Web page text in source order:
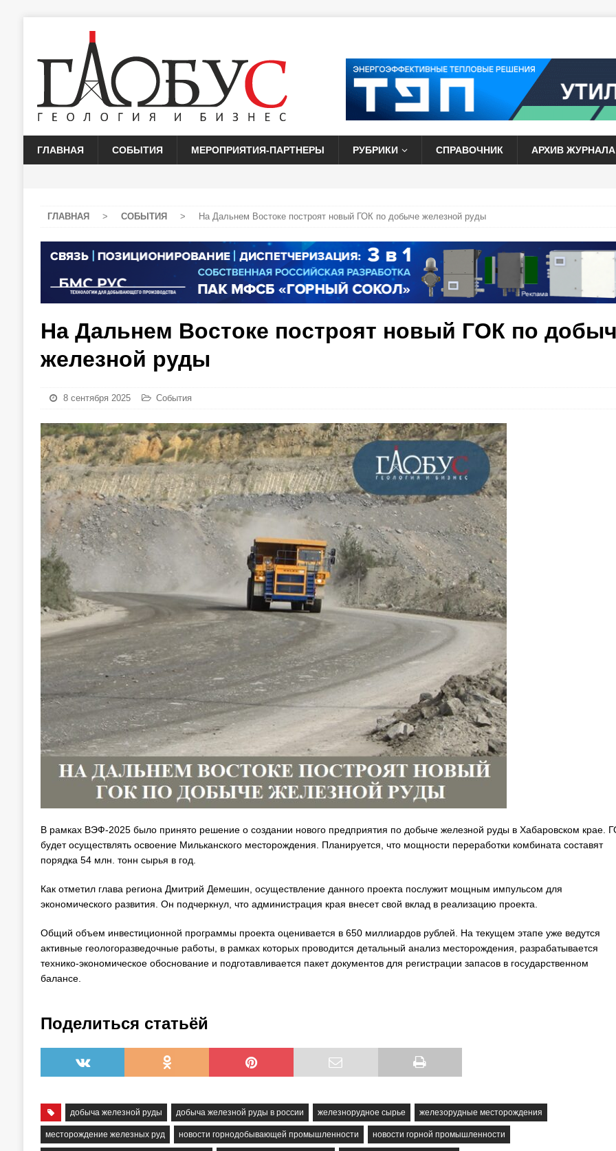
ГЛАВНАЯ СОБЫТИЯ МЕРОПРИЯТИЯ-ПАРТНЕРЫ РУБРИКИ СПРАВОЧНИК АРХИВ ЖУРНАЛА
ГЛАВНАЯ > СОБЫТИЯ > На Дальнем Востоке построят новый ГОК по добыче железной руды
На Дальнем Востоке построят новый ГОК по
железной руды
8 сентября 2025 События
В рамках ВЭФ-2025 было принято решение о создании нового предприятия по добыче железной руды в Хабаровском крае.
будет осуществлять освоение Мильканского месторождения. Планируется, что мощности переработки комбината составят
порядка 54 млн. тонн сырья в год.
Как отметил глава региона Дмитрий Демешин, осуществление данного проекта послужит мощным импульсом для
экономического развития. Он подчеркнул, что администрация края внесет свой вклад в реализацию проекта.
Общий объем инвестиционной программы проекта оценивается в 650 миллиардов рублей. На текущем этапе уже ведутся
активные геологоразведочные работы, в рамках которых проводится детальный анализ месторождения, разрабатывается
технико-экономическое обоснование и подготавливается пакет документов для регистрации запасов в государственном
балансе.
Поделиться статьёй
добыча железной руды добыча железной руды в россии железнорудное сырье железорудные месторождения
месторождение железных руд новости горнодобывающей промышленности новости горной промышленности